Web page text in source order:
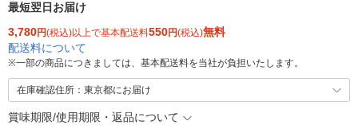
最短翌日お届け
3,780円(税込)以上で基本配送料550円(税込)無料
配送料について
※一部の商品につきましては、基本配送料を当社が負担いたします。
在庫確認住所：東京都にお届け
賞味期限/使用期限・返品について